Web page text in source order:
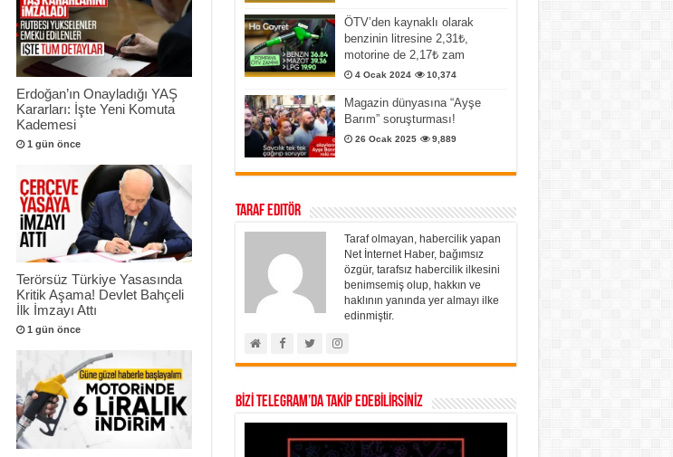
Erdoğan’ın Onayladığı YAŞ
Kararları: İşte Yeni Komuta
Kademesi
1 gün önce
Terörsüz Türkiye Yasasında
Kritik Aşama! Devlet Bahçeli
İlk İmzayı Attı
1 gün önce
ÖTV’den kaynaklı olarak
benzinin litresine 2,31₺,
motorine de 2,17₺ zam
4 Ocak 2024 10,374
Magazin dünyasına “Ayşe
Barım” soruşturması!
26 Ocak 2025 9,889
Taraf Editör
Taraf olmayan, habercilik yapan
Net İnternet Haber, bağımsız
özgür, tarafsız habercilik ilkesini
benimsemiş olup, hakkın ve
haklının yanında yer almayı ilke
edinmiştir.
BİZİ TELEGRAM’DA TAKİP EDEBİLİRSİNİZ